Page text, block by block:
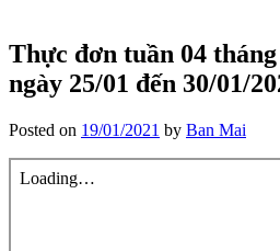
Thực đơn tuần 04
ngày 25/01 đến 30/01/
Posted on 19/01/2021 by Ban Mai